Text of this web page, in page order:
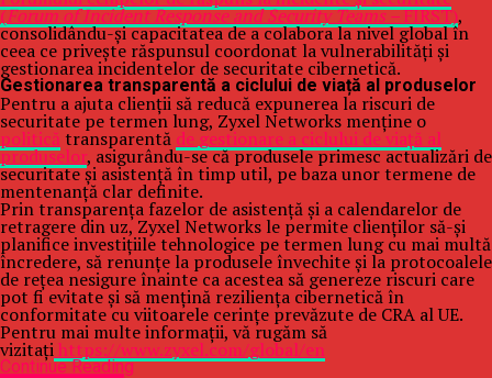
(Forum of Incident Response and Security Teams –FIRST),
consolidându-și capacitatea de a colabora la nivel global în
ceea ce privește răspunsul coordonat la vulnerabilități și
gestionarea incidentelor de securitate cibernetică.
Gestionarea transparentă a ciclului de viață al produselor
Pentru a ajuta clienții să reducă expunerea la riscuri de
securitate pe termen lung, Zyxel Networks menține o
politică transparentă de gestionare a ciclului de viață al
produselor, asigurându-se că produsele primesc actualizări de
securitate și asistență în timp util, pe baza unor termene de
mentenanță clar definite.
Prin transparența fazelor de asistență și a calendarelor de
retragere din uz, Zyxel Networks le permite clienților să-și
planifice investițiile tehnologice pe termen lung cu mai multă
încredere, să renunțe la produsele învechite și la protocoalele
de rețea nesigure înainte ca acestea să genereze riscuri care
pot fi evitate și să mențină reziliența cibernetică în
conformitate cu viitoarele cerințe prevăzute de CRA al UE.
Pentru mai multe informații, vă rugăm să
vizitațihttps://www.zyxel.com/global/en
Continue Reading